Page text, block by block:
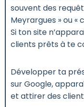
souvent des
Meyrargues » ou «
Si ton site
clients prêts à te
Développer ta
sur Google,
et attirer des